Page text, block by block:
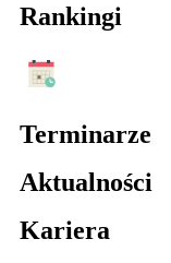
Rankingi
Terminarze
Aktualności
Kariera